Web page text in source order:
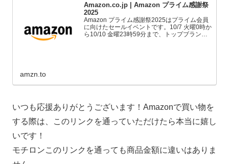
Amazon.co.jp | Amazon プライム感謝祭
2025
Amazon プライム感謝祭2025はプライム会員
に向けたセールイベントです。10/7 火曜0時か
ら10/10 金曜23時59分まで、トップブランド
amzn.to
いつも応援ありがとうございます！Amazonで買い物を
する際は、このリンクを通っていただけたら本当に嬉し
いです！
モチロンこのリンクを通っても商品金額に違いはありま